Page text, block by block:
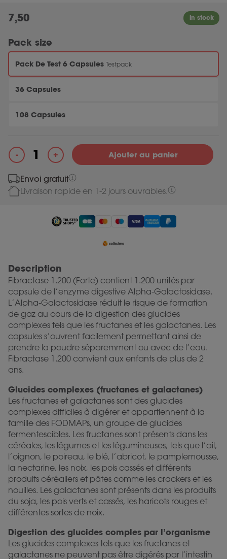
Pack size
Pack De Test 6 Capsules Testpack
36 Capsules
108 Capsules
Envoi gratuit
Livraison rapide en 1-2 jours ouvrables.
7,50
-
quantité de Fibractase 1200
+ Ajouter au panier
Description
Fibractase 1.200 (Forte) contient 1.200 unités par
capsule de l’enzyme digestive Alpha-Galactosidase.
L’Alpha-Galactosidase réduit le risque de formation
de gaz au cours de la digestion des glucides
complexes tels que les fructanes et les galactanes. Les
capsules s’ouvrent facilement permettant ainsi de
prendre la poudre séparemment ou avec de l’eau.
Fibractase 1.200 convient aux enfants de plus de 2
ans.
Glucides complexes (fructanes et galactanes)
Les fructanes et galactanes sont des glucides
complexes difficiles à digérer et appartiennent à la
famille des FODMAPs, un groupe de glucides
fermentescibles. Les fructanes sont présents dans les
céréales, les légumes et les légumineuses, tels que l’ail,
l’oignon, le poireau, le blé, l’abricot, le pamplemousse,
la nectarine, les noix, les pois cassés et différents
produits céréaliers et pâtes comme les crackers et les
nouilles. Les galactanes sont présents dans les produits
du soja, les pois verts et cassés, les haricots rouges et
différentes sortes de noix.
Digestion des glucides comples par l’organisme
Les glucides complexes tels que les fructanes et
galactanes ne peuvent pas être digérés par l’intestin